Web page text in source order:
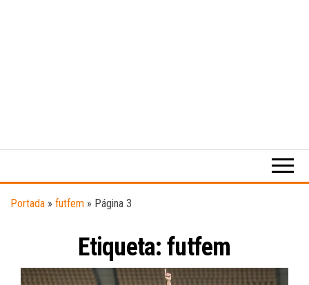
digital
música.
Portada » futfem » Página 3
Etiqueta:futfem